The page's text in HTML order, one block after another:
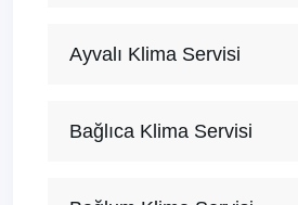
Ayvalı Klima Servisi
Bağlıca Klima Servisi